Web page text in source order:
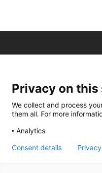
Privacy on this
We collect and process
them all. For more
Analytics
Consent details